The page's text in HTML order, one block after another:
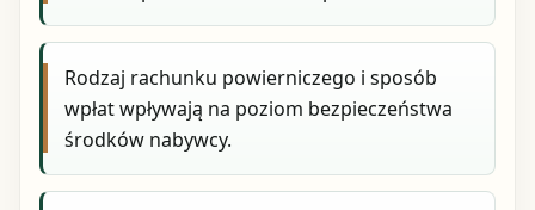
Rodzaj rachunku powierniczego i sposób
wpłat wpływają na poziom bezpieczeństwa
środków nabywcy.